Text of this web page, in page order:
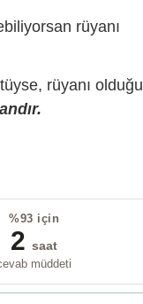
rüyanı
rüyanı olduğu
%93 için
2 saat
müddeti